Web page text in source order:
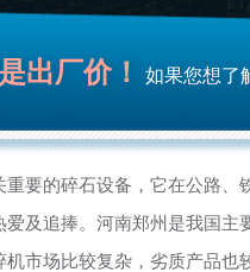
出厂价！ 如果您想了
要的碎石设备，它在公路、
及追捧。河南郑州是我国
市场比较复杂，劣质产品也